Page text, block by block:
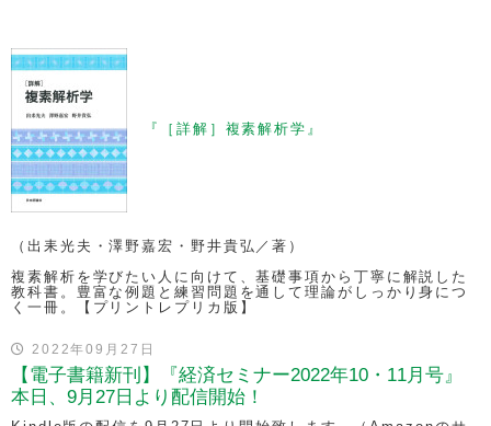
『［詳解］複素解析学』
（出耒光夫・澤野嘉宏・野井貴弘／著）
複素解析を学びたい人に向けて、基礎事項から丁寧に解説した
教科書。豊富な例題と練習問題を通して理論がしっかり身につ
く一冊。【プリントレプリカ版】
2022年09月27日
【電子書籍新刊】『経済セミナー2022年10・11月号』
本日、9月27日より配信開始！